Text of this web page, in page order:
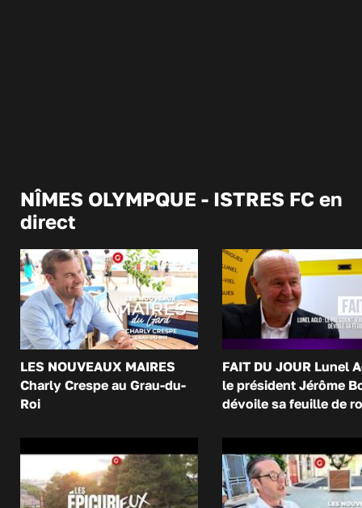
NÎMES OLYMPQUE - ISTRES FC en
direct
LES NOUVEAUX MAIRES
Charly Crespe au Grau-du-
Roi
FAIT DU JOUR Lunel
le président Jérôme
dévoile sa feuille de